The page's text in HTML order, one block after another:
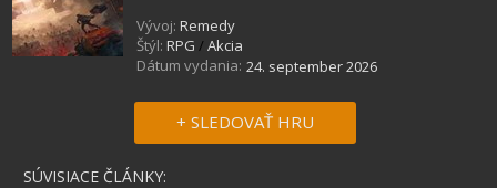
Vývoj: Remedy
Štýl: RPG / Akcia
Dátum vydania: 24. september 2026
+ SLEDOVAŤ HRU
SÚVISIACE ČLÁNKY: